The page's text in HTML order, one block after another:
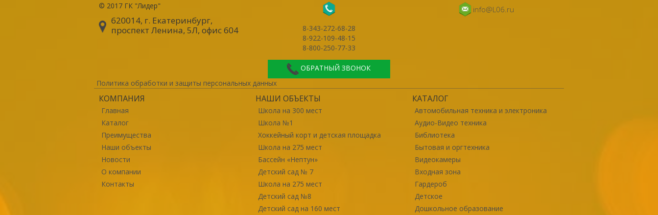
© 2017 ГК "Лидер"
620014, г. Екатеринбург,
проспект Ленина, 5Л, офис 604
8-343-272-68-28
8-922-109-48-15
8-800-250-77-33
ОБРАТНЫЙ ЗВОНОК
info@L06.ru
Политика обработки и защиты персональных данных
КОМПАНИЯ
Главная
Каталог
Преимущества
Наши объекты
Новости
О компании
Контакты
НАШИ ОБЪЕКТЫ
Школа на 300 мест
Школа №1
Хоккейный корт и детская площадка
Школа на 275 мест
Бассейн «Нептун»
Детский сад № 7
Школа на 275 мест
Детский сад №8
Детский сад на 160 мест
КАТАЛОГ
Автомобильная техника и электроника
Аудио-Видео техника
Библиотека
Бытовая и оргтехника
Видеокамеры
Входная зона
Гардероб
Детское
Дошкольное образование